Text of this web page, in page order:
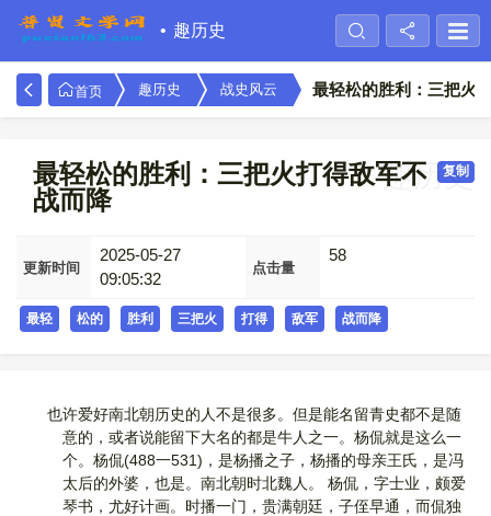
趣历史
首页 趣历史 战史风云 最轻松的胜利：三把火
最轻松的胜利：三把火打得敌军不
战而降
复制
趣历史
更新时间
2025-05-27
09:05:32
点击量
58
最轻 松的 胜利 三把火 打得 敌军 战而降
也许爱好南北朝历史的人不是很多。但是能名留青史都不是随
意的，或者说能留下大名的都是牛人之一。杨侃就是这么一
个。杨侃(488一531)，是杨播之子，杨播的母亲王氏，是冯
太后的外婆，也是。南北朝时北魏人。 杨侃，字士业，颇爱
琴书，尤好计画。时播一门，贵满朝廷，子侄早通，而侃独